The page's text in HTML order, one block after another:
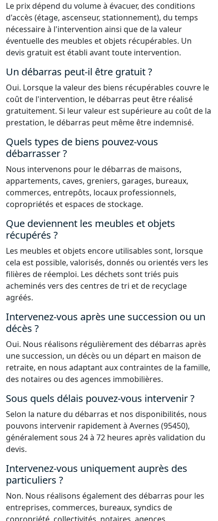
Le prix dépend du volume à évacuer, des conditions
d'accès (étage, ascenseur, stationnement), du temps
nécessaire à l'intervention ainsi que de la valeur
éventuelle des meubles et objets récupérables. Un
devis gratuit est établi avant toute intervention.
Un débarras peut-il être gratuit ?
Oui. Lorsque la valeur des biens récupérables couvre le
coût de l'intervention, le débarras peut être réalisé
gratuitement. Si leur valeur est supérieure au coût de la
prestation, le débarras peut même être indemnisé.
Quels types de biens pouvez-vous
débarrasser ?
Nous intervenons pour le débarras de maisons,
appartements, caves, greniers, garages, bureaux,
commerces, entrepôts, locaux professionnels,
copropriétés et espaces de stockage.
Que deviennent les meubles et objets
récupérés ?
Les meubles et objets encore utilisables sont, lorsque
cela est possible, valorisés, donnés ou orientés vers les
filières de réemploi. Les déchets sont triés puis
acheminés vers des centres de tri et de recyclage
agréés.
Intervenez-vous après une succession ou un
décès ?
Oui. Nous réalisons régulièrement des débarras après
une succession, un décès ou un départ en maison de
retraite, en nous adaptant aux contraintes de la famille,
des notaires ou des agences immobilières.
Sous quels délais pouvez-vous intervenir ?
Selon la nature du débarras et nos disponibilités, nous
pouvons intervenir rapidement à Avernes (95450),
généralement sous 24 à 72 heures après validation du
devis.
Intervenez-vous uniquement auprès des
particuliers ?
Non. Nous réalisons également des débarras pour les
entreprises, commerces, bureaux, syndics de